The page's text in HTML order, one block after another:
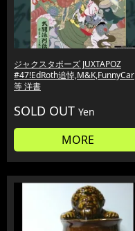
ジャクスタポーズ JUXTAPOZ
#47!EdRoth追悼,M&K,FunnyCar
等 洋書
SOLD OUT Yen
MORE